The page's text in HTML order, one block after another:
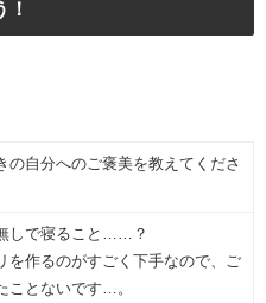
の自分へのご褒美を教えてくださ
しで寝ること……？
を作るのがすごく下手なので、ご
ことないです…。